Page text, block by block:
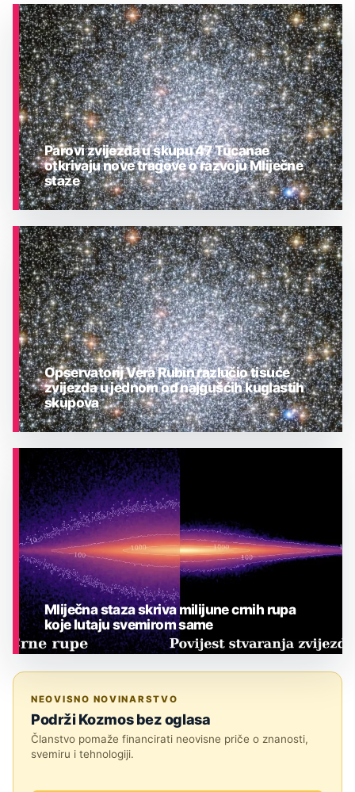
ASTRONOMIJA
Parovi zvijezda u skupu 47 Tucanae
otkrivaju nove tragove o razvoju Mliječne
staze
ASTRONOMIJA
Opservatorij Vera Rubin razlučio tisuće
zvijezda u jednom od najgušćih kuglastih
skupova
Mliječna staza skriva milijune crnih rupa
koje lutaju svemirom same
NEOVISNO NOVINARSTVO
Podrži Kozmos bez oglasa
Članstvo pomaže financirati neovisne priče o znanosti,
svemiru i tehnologiji.